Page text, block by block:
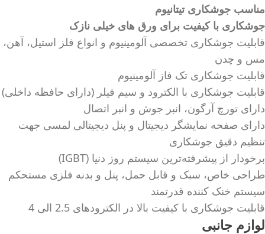
مناسب جوشکاری تیتانیوم
جوشکاری با کیفیت برای ورق های خیلی نازک
قابلیت جوشکاری تخصصی آلومینیوم و انواع فلز استیل، آهن،
مس و چدن
قابلیت جوشکاری تک فاز آلومینیوم
قابلیت جوشکاری با الکترود و سیم فیلر (دارای حافظه داخلی)
دارای تورچ آرگون، انبر جوش و انبر اتصال
دارای صفحه نمایشگر دیجیتال و پنل دیجیتالی لمسی جهت
تنظیم دقیق جوشکاری
برخودار از پیشرفته‌ترین سیستم روز دنیا (IGBT)
طراحی خاص، سبک و قابل حمل، پنل و بدنه فلزی مستحکم
سیستم خنک کننده قدرتمند
قابلیت جوشکاری با کیفیت بالا در الکترودهای 2.5 الی 4
لوازم جانبی